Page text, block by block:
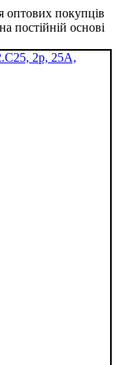
оптових покупців
постійній основі